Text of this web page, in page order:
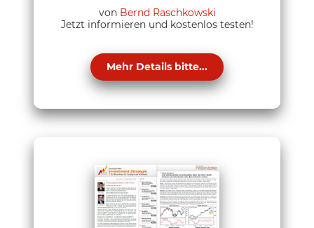
von Bernd Raschkowski
Jetzt informieren und kostenlos testen!
Mehr Details bitte...